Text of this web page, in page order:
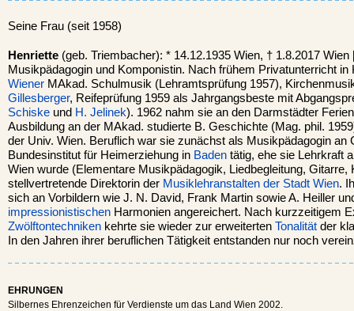
Seine Frau (seit 1958)
Henriette (geb. Triembacher): * 14.12.1935 Wien, † 1.8.2017 Wien
Musikpädagogin und Komponistin. Nach frühem Privatunterricht in
Wiener MAkad. Schulmusik (Lehramtsprüfung 1957),
Gillesberger, Reifeprüfung 1959 als Jahrgangsbeste mit
Schiske und H. Jelinek). 1962 nahm sie an den Darmstädter
Ausbildung an der MAkad. studierte B. Geschichte (Mag. phil.
der Univ. Wien. Beruflich war sie zunächst als Musikpädagogin an
Bundesinstitut für Heimerziehung in Baden tätig, ehe sie Lehrkraft
Wien wurde (Elementare Musikpädagogik, Liedbegleitung, Gitarre,
stellvertretende Direktorin der Musiklehranstalten der Stadt Wien.
sich an Vorbildern wie J. N. David, Frank Martin sowie A. Heiller
impressionistischen Harmonien angereichert. Nach kurzzeitigem
Zwölftontechniken kehrte sie wieder zur erweiterten Tonalität der
In den Jahren ihrer beruflichen Tätigkeit entstanden nur noch
EHRUNGEN
Silbernes Ehrenzeichen für Verdienste um das Land Wien 2002.